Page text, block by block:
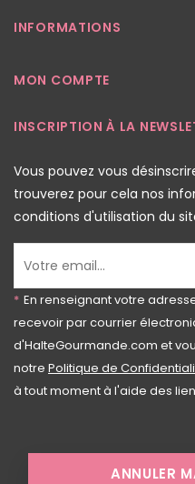
INFORMATIONS
MON COMPTE
INSCRIPTION À LA
Vous pouvez vous
trouverez pour cela nos
conditions d'utilisation du
* En renseignant votre
recevoir par courrier
d'HalteGourmande.com et
notre Politique de
à tout moment à l'aide des
ANNULER